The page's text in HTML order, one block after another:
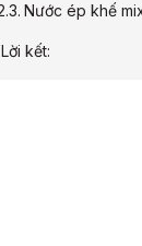
Nước ép khế
Lời kết: